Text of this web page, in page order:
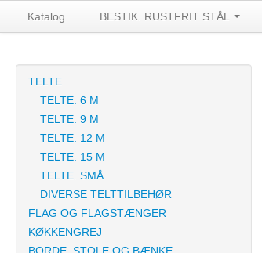
Katalog BESTIK. RUSTFRIT STÅL
TELTE
TELTE. 6 M
TELTE. 9 M
TELTE. 12 M
TELTE. 15 M
TELTE. SMÅ
DIVERSE TELTTILBEHØR
FLAG OG FLAGSTÆNGER
KØKKENGREJ